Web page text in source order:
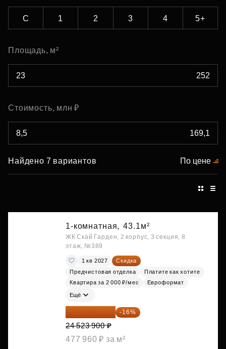
С 1 2 3 4 5+
Площадь, м²
Стоимость, млн ₽
Найдено 7 вариантов По цене
1-комнатная, 43.1м²
ЖК Скай Гарден, 2 корпус, 3 секция, 8
этаж, №389
1 кв 2027
Скидка
Предчистовая отделка
Платите как хотите
Квартира за 2 000 ₽/мес
Евроформат
Ещё
20 600 076 ₽ -16%
24 523 900 ₽
477 960 ₽ за м²